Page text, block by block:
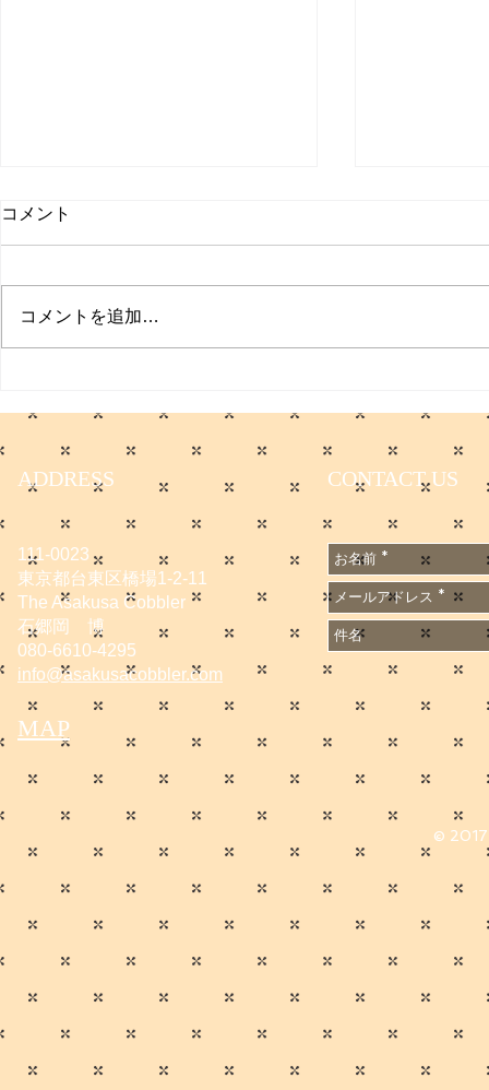
プクイチ
コメント
コメントを追加…
ADDRESS CONTACT US
111-0023
東京都台東区橋場1-2-11
The Asakusa Cobbler
石郷岡 博
080-6610-4295
info@asakusacobbler.com
MAP
© 2017